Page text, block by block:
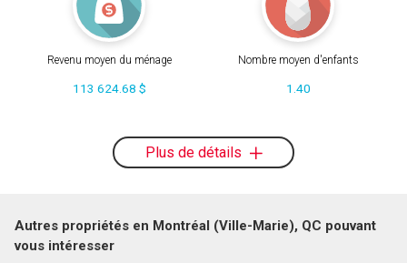
Revenu moyen du ménage
113 624.68 $
Nombre moyen d'enfants
1.40
Plus de détails
Autres propriétés en Montréal (Ville-Marie), QC pouvant
vous intéresser